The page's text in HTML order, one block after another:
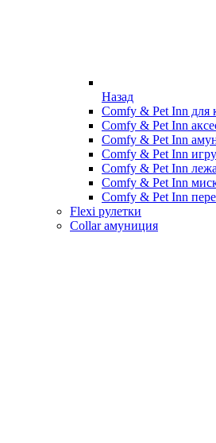
Назад
Comfy & Pet Inn для
Comfy & Pet Inn
Comfy & Pet Inn
Comfy & Pet Inn
Comfy & Pet Inn
Comfy & Pet Inn
Comfy & Pet Inn
Flexi рулетки
Collar амуниция